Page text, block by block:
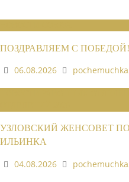
ПОЗДРАВЛЯЕМ С ПОБЕДОЙ!
06.08.2026
УЗЛОВСКИЙ ЖЕНСОВЕТ
ИЛЬИНКА
04.08.2026